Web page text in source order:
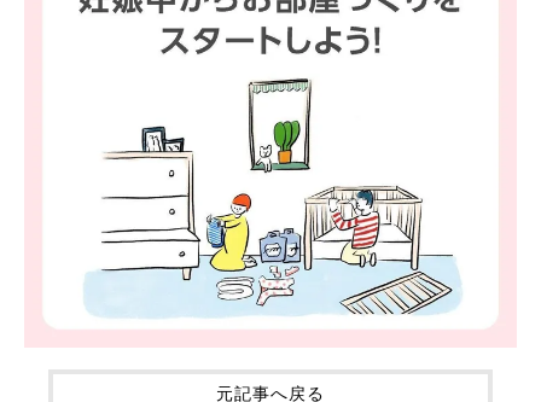
元記事へ戻る